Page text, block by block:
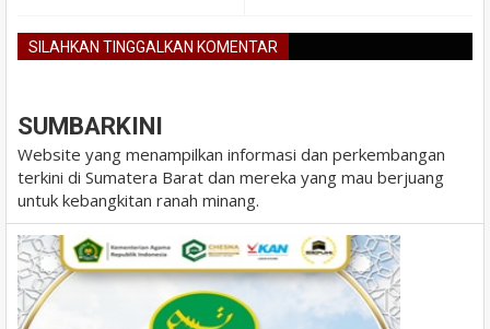
SILAHKAN TINGGALKAN KOMENTAR
SUMBARKINI
Website yang menampilkan informasi dan perkembangan
terkini di Sumatera Barat dan mereka yang mau berjuang
untuk kebangkitan ranah minang.